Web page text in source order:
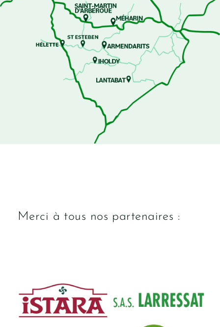
Merci à tous nos partenaires :